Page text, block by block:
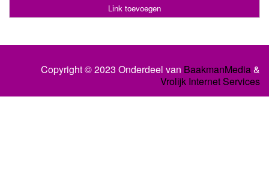
Link toevoegen
Copyright © 2023 Onderdeel van BaakmanMedia&
Vrolijk Internet Services